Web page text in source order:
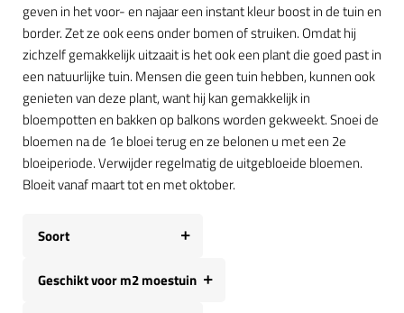
geven in het voor- en najaar een instant kleur boost in de tuin en
border. Zet ze ook eens onder bomen of struiken. Omdat hij
zichzelf gemakkelijk uitzaait is het ook een plant die goed past in
een natuurlijke tuin. Mensen die geen tuin hebben, kunnen ook
genieten van deze plant, want hij kan gemakkelijk in
bloempotten en bakken op balkons worden gekweekt. Snoei de
bloemen na de 1e bloei terug en ze belonen u met een 2e
bloeiperiode. Verwijder regelmatig de uitgebloeide bloemen.
Bloeit vanaf maart tot en met oktober.
Soort
Geschikt voor m2 moestuin